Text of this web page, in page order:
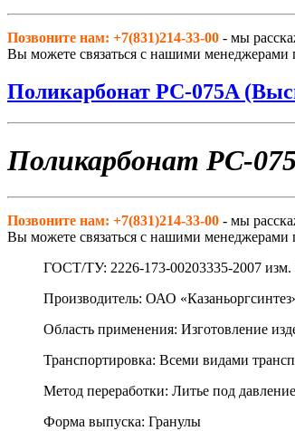
Позвоните нам: +7(831)214-33-00 - мы
Вы можете связаться с нашими менеджерами
Поликарбонат РС-075A
Поликарбонат РС-
Позвоните нам: +7(831)214-33-00 - мы
Вы можете связаться с нашими менеджерами
ГОСТ/ТУ: 2226-173-00203335-2007 изм.
Производитель: ОАО
Область применения: Изготовление
Транспортировка: Всеми видами
Метод переработки: Литье под
Форма выпуска: Гранулы